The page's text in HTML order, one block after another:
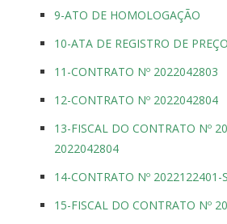
9-ATO DE HOMOLOGAÇÃO
10-ATA DE REGISTRO DE
11-CONTRATO Nº 2022042803
12-CONTRATO Nº 2022042804
13-FISCAL DO CONTRATO Nº
2022042804
14-CONTRATO Nº 2022122401-
15-FISCAL DO CONTRATO Nº